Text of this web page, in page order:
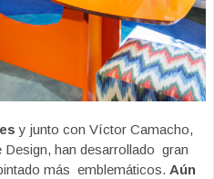
y junto con Víctor Camacho,
han desarrollado gran
más emblemáticos. Aún